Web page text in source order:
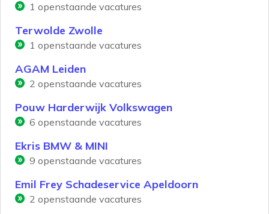
1 openstaande vacatures
Terwolde Zwolle
1 openstaande vacatures
AGAM Leiden
2 openstaande vacatures
Pouw Harderwijk Volkswagen
6 openstaande vacatures
Ekris BMW & MINI
9 openstaande vacatures
Emil Frey Schadeservice Apeldoorn
2 openstaande vacatures